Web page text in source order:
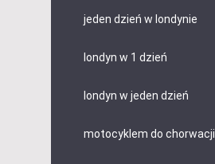
jeden dzień w londynie
londyn w 1 dzień
londyn w jeden dzień
motocyklem do chorwacji